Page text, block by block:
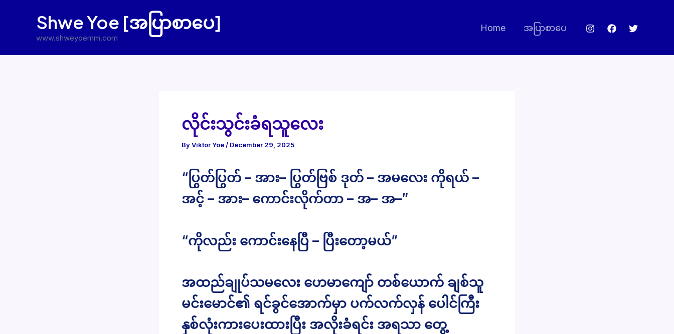
Shwe Yoe [အပြာစာပေ]
www.shweyoemm.com
Home အပြာစာပေ
လိုင်းသွင်းခံရသူလေး
ByViktor Yoe/ December 29, 2025
“ပြွတ်ပြွတ် – အား– ပြွတ်ဗြစ် ဒုတ် – အမလေး ကိုရယ် –
အင့် – အား– ကောင်းလိုက်တာ – အ– အ–”
“ကိုလည်း ကောင်းနေပြီ – ပြီးတော့မယ်”
အထည်ချုပ်သမလေး ဟေမာကျော် တစ်ယောက် ချစ်သူ
မင်းမောင်၏ ရင်ခွင်အောက်မှာ ပက်လက်လှန် ပေါင်ကြီး
နှစ်လုံးကားပေးထားပြီး အလိုးခံရင်း အရသာ တွေ့